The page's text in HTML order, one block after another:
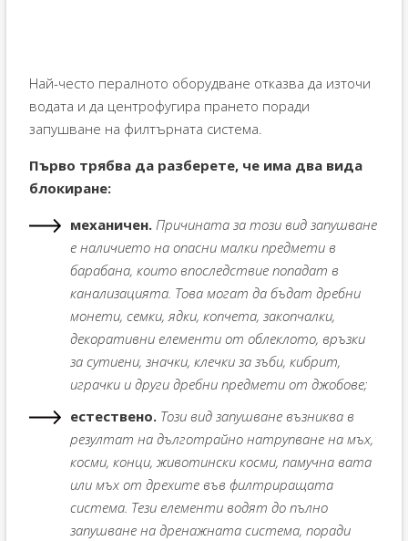
Най-често пералното оборудване отказва да източи
водата и да центрофугира прането поради
запушване на филтърната система.
Първо трябва да разберете, че има два вида
блокиране:
механичен. Причината за този вид запушване
е наличието на опасни малки предмети в
барабана, които впоследствие попадат в
канализацията. Това могат да бъдат дребни
монети, семки, ядки, копчета, закопчалки,
декоративни елементи от облеклото, връзки
за сутиени, значки, клечки за зъби, кибрит,
играчки и други дребни предмети от джобове;
естествено. Този вид запушване възниква в
резултат на дълготрайно натрупване на мъх,
косми, конци, животински косми, памучна вата
или мъх от дрехите във филтриращата
система. Тези елементи водят до пълно
запушване на дренажната система, поради